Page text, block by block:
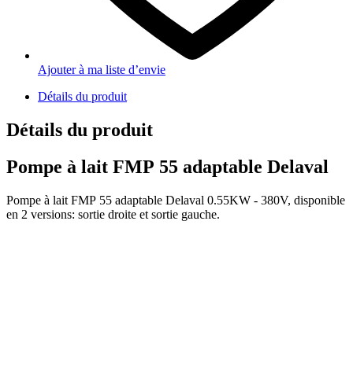
Ajouter à ma liste d’envie
Détails du produit
Détails du produit
Pompe à lait FMP 55 adaptable Delaval
Pompe à lait FMP 55 adaptable Delaval 0.55KW - 380V, disponible
en 2 versions: sortie droite et sortie gauche.